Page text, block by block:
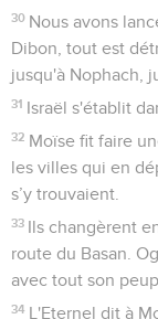
30 Nous avons
Dibon, tout est
jusqu'à Nophach,
31 Israël s'établit
32 Moïse fit faire
les villes qui en
s’y trouvaient.
33
Ils changèrent
route du Basan.
avec tout son
34
L'Eternel dit à